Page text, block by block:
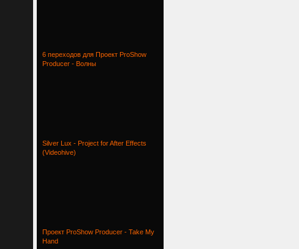
6 переходов для Проект ProShow
Producer - Волны
Silver Lux - Project for After Effects
(Videohive)
Проект ProShow Producer - Take My
Hand